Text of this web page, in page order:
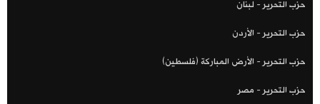
حزب التحرير - لبنان
حزب التحرير - الأردن
حزب التحرير - الأرض المباركة (فلسطين)
حزب التحرير - مصر